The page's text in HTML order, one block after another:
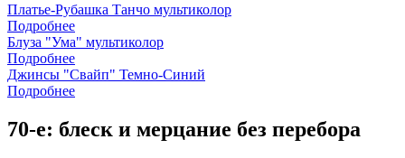
Платье-Рубашка Танчо мультиколор
Подробнее
Блуза "Ума" мультиколор
Подробнее
Джинсы "Свайп" Темно-Синий
Подробнее
70-е: блеск и мерцание без перебора